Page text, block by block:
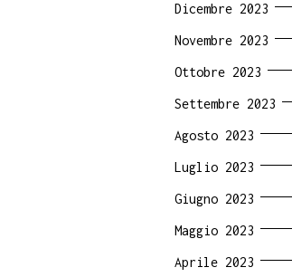
Dicembre 2023
Novembre 2023
Ottobre 2023
Settembre 2023
Agosto 2023
Luglio 2023
Giugno 2023
Maggio 2023
Aprile 2023